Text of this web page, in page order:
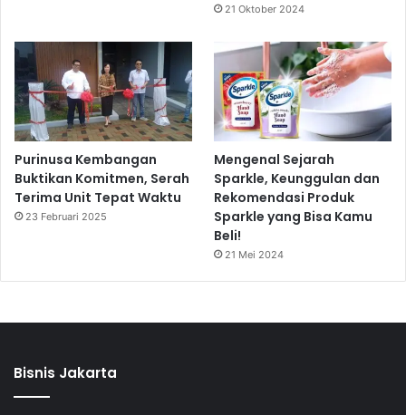
21 Oktober 2024
Purinusa Kembangan
Buktikan Komitmen, Serah
Terima Unit Tepat Waktu
23 Februari 2025
Mengenal Sejarah
Sparkle, Keunggulan dan
Rekomendasi Produk
Sparkle yang Bisa Kamu
Beli!
21 Mei 2024
Bisnis Jakarta